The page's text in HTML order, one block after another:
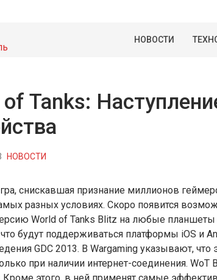
НОВОСТИ
of Tanks:
НОВОСТИ
снискавшая признание миллионов
разных условиях. Скоро появится
World of Tanks Blitz на любые планшеты
будут поддерживаться платформы iOS и
GDC 2013. В Wargaming указывают, что
при наличии интернет-соединения. WoT